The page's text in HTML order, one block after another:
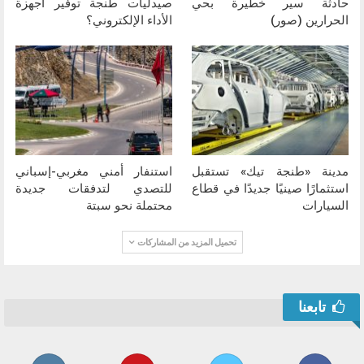
حادثة سير خطيرة بحي
الحرارين (صور)
صيدليات طنجة توفير أجهزة
الأداء الإلكتروني؟
مدينة «طنجة تيك» تستقبل
استثمارًا صينيًا جديدًا في قطاع
السيارات
استنفار أمني مغربي-إسباني
للتصدي لتدفقات جديدة
محتملة نحو سبتة
تحميل المزيد من المشاركات
تابعنا